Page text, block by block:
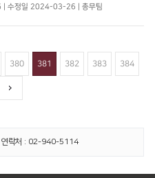
수정일 2024-03-26 | 총무팀
380 381 382 383 384
연락처 : 02-940-5114